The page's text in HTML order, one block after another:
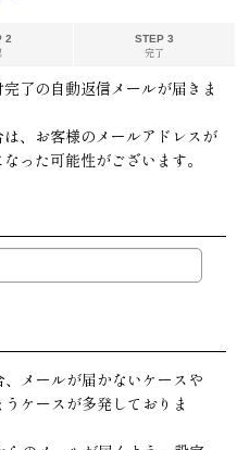
2 STEP 3
完了
了の自動返信メールが届きま
、お客様のメールアドレスが
った可能性がございます。
メールが届かないケースや
ケースが多発しておりま